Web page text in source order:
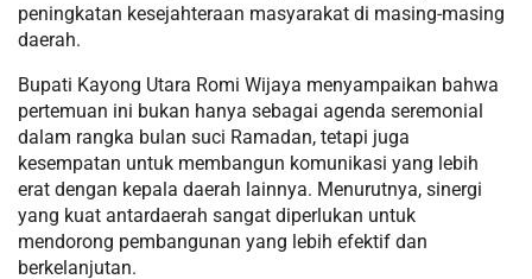
peningkatan kesejahteraan masyarakat di masing-masing
daerah.
Bupati Kayong Utara Romi Wijaya menyampaikan bahwa
pertemuan ini bukan hanya sebagai agenda seremonial
dalam rangka bulan suci Ramadan, tetapi juga
kesempatan untuk membangun komunikasi yang lebih
erat dengan kepala daerah lainnya. Menurutnya, sinergi
yang kuat antardaerah sangat diperlukan untuk
mendorong pembangunan yang lebih efektif dan
berkelanjutan.